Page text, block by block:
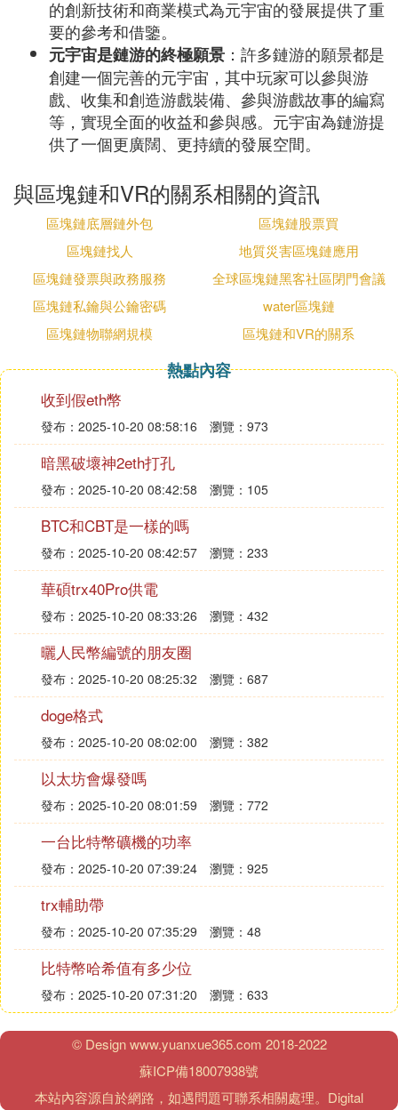
的創新技術和商業模式為元宇宙的發展提供了重
要的參考和借鑒。
元宇宙是鏈游的終極願景 ：許多鏈游的願景都是
創建一個完善的元宇宙，其中玩家可以參與游
戲、收集和創造游戲裝備、參與游戲故事的編寫
等，實現全面的收益和參與感。元宇宙為鏈游提
供了一個更廣闊、更持續的發展空間。
與區塊鏈和VR的關系相關的資訊
區塊鏈底層鏈外包
區塊鏈股票買
區塊鏈找人
地質災害區塊鏈應用
區塊鏈發票與政務服務
全球區塊鏈黑客社區閉門會議
區塊鏈私鑰與公鑰密碼
water區塊鏈
區塊鏈物聯網規模
區塊鏈和VR的關系
熱點內容
收到假eth幣
發布：2025-10-20 08:58:16 瀏覽：973
暗黑破壞神2eth打孔
發布：2025-10-20 08:42:58 瀏覽：105
BTC和CBT是一樣的嗎
發布：2025-10-20 08:42:57 瀏覽：233
華碩trx40Pro供電
發布：2025-10-20 08:33:26 瀏覽：432
曬人民幣編號的朋友圈
發布：2025-10-20 08:25:32 瀏覽：687
doge格式
發布：2025-10-20 08:02:00 瀏覽：382
以太坊會爆發嗎
發布：2025-10-20 08:01:59 瀏覽：772
一台比特幣礦機的功率
發布：2025-10-20 07:39:24 瀏覽：925
trx輔助帶
發布：2025-10-20 07:35:29 瀏覽：48
比特幣哈希值有多少位
發布：2025-10-20 07:31:20 瀏覽：633
© Design www.yuanxue365.com 2018-2022
蘇ICP備18007938號
本站內容源自於網路，如遇問題可聯系相關處理。 Digital